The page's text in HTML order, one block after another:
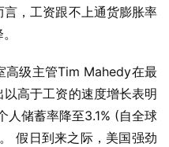
，工资跟不上通货膨胀率
高级主管Tim Mahedy在最
高于工资的速度增长表明
人储蓄率降至3.1% (自全球
假日到来之际，美国强劲